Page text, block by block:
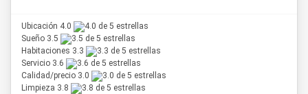
Ubicación 4.0
Sueño 3.5
Habitaciones 3.3
Servicio 3.6
Calidad/precio 3.0
Limpieza 3.8